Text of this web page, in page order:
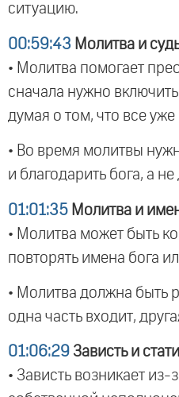
ситуацию.
00:59:43 Молитва и
• Молитва помогает
сначала нужно
думая о том, что все уже
• Во время молитвы
и благодарить бога, а
01:01:35 Молитва и
• Молитва может быть
повторять имена бога
• Молитва должна быть
одна часть входит,
01:06:29 Зависть и
• Зависть возникает